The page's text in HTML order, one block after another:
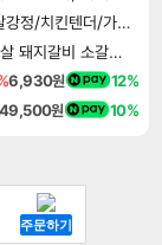
/가라아게/치즈스틱
비 소갈비 모음전
6,930원 12%
원 10%